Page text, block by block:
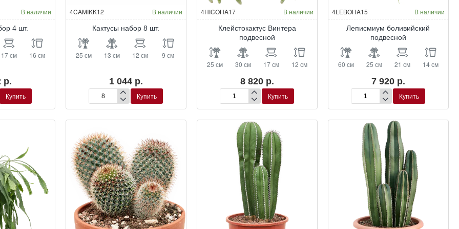
В наличии
4 шт.
17 см 16 см
р.
Купить
4CAMIKK12 В наличии
Кактусы набор 8 шт.
25 см 13 см 12 см 9 см
1 044 р.
Кактусы
набор
8
Купить
4HICOHA17 В наличии
Клейстокактус Винтера
подвесной
25 см 30 см 17 см 12 см
8 820 р.
Клейстокактус
Винтера
подвесной
Купить
4LEBOHA15 В наличии
Леписмиум боливийский
подвесной
60 см 25 см 21 см 14 см
7 920 р.
Леписмиум
боливийский
подвесной
Купить